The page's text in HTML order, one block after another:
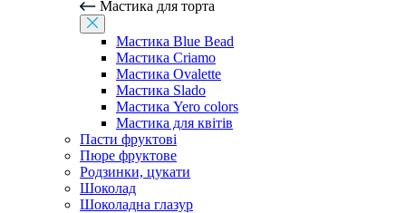
Мастика для торта
Мастика Blue Bead
Мастика Criamo
Мастика Ovalette
Мастика Slado
Мастика Yero colors
Мастика для квітів
Пасти фруктові
Пюре фруктове
Родзинки, цукати
Шоколад
Шоколадна глазур